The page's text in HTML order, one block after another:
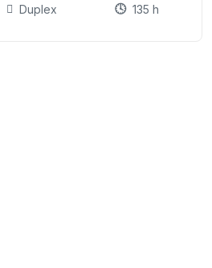
Duplex 135 h